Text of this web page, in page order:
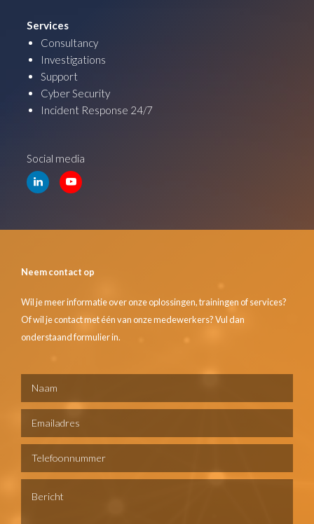
Services
Consultancy
Investigations
Support
Cyber Security
Incident Response 24/7
Social media
Neem contact op
Wil je meer informatie over onze oplossingen, trainingen of services?
Of wil je contact met één van onze medewerkers? Vul dan
onderstaand formulier in.